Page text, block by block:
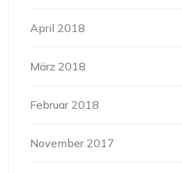
April 2018
März 2018
Februar 2018
November 2017